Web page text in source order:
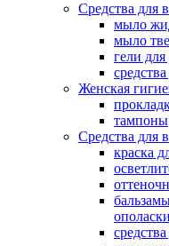
Средства для
мыло
мыло
гели
Женская
тампоны
Средства для
краска